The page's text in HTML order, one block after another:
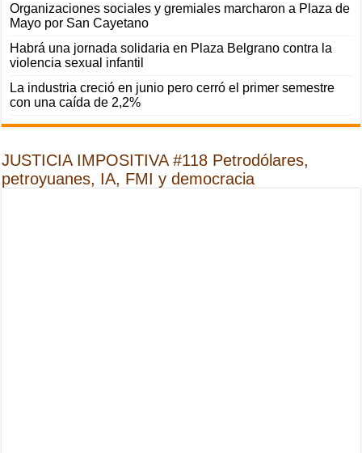
Organizaciones sociales y gremiales marcharon a Plaza de
Mayo por San Cayetano
Habrá una jornada solidaria en Plaza Belgrano contra la
violencia sexual infantil
La industria creció en junio pero cerró el primer semestre
con una caída de 2,2%
JUSTICIA IMPOSITIVA #118 Petrodólares,
petroyuanes, IA, FMI y democracia